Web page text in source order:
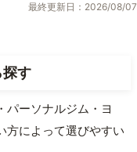
最終更新日：2026/08/07
探す
パーソナルジム・ヨ
方によって選びやすい